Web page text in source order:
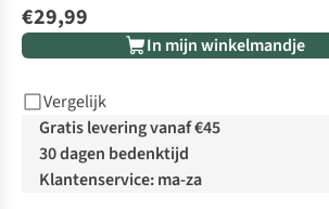
€29,99
In mijn winkelmandje
Vergelijk
Gratis levering vanaf €45
30 dagen bedenktijd
Klantenservice: ma-za